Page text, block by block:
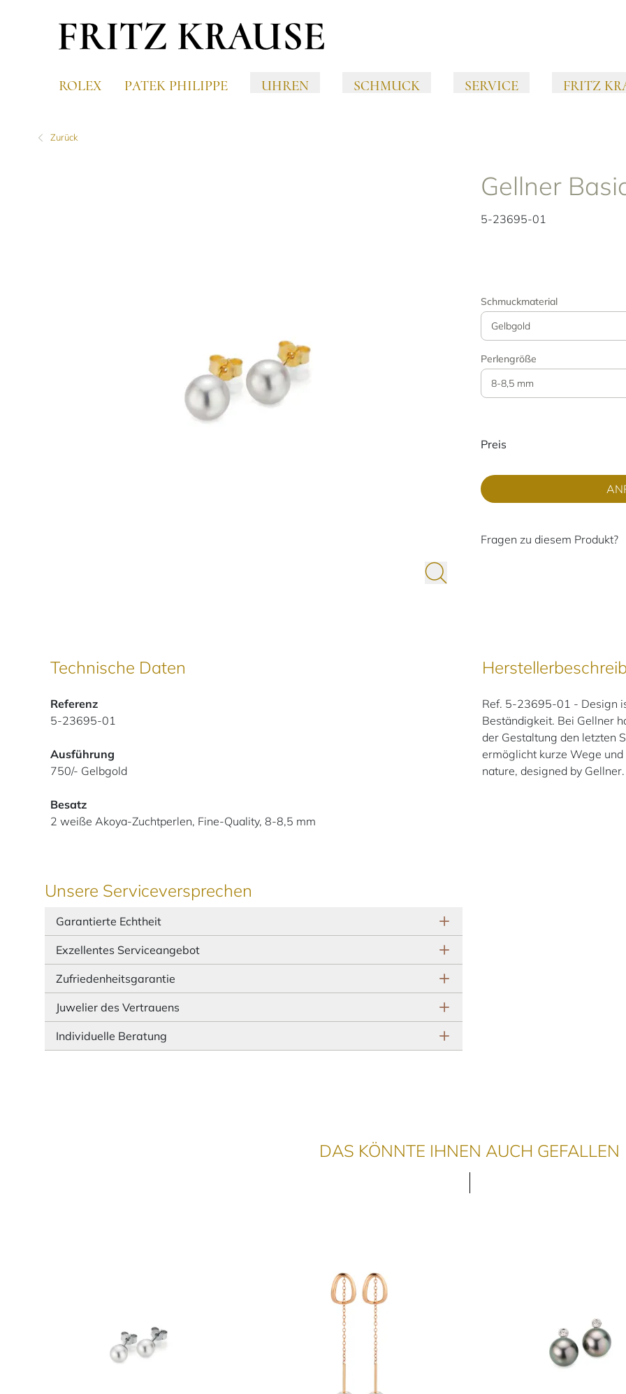
ROLEX PATEK PHILIPPE UHREN SCHMUCK SERVICE FRITZ
Zurück
Gellner
5-23695-01
Schmuckmaterial
Gelbgold
Perlengröße
8-8,5 mm
Preis
Fragen zu diesem Produkt?
Technische Daten
Referenz
5-23695-01
Ausführung
750/- Gelbgold
Besatz
2 weiße Akoya-Zuchtperlen, Fine-Quality, 8-8,5 mm
Ref. 5-23695-01 - Design
Beständigkeit. Bei Gellner
der Gestaltung den letzten
ermöglicht kurze Wege und
nature, designed by Gellner.
Unsere Serviceversprechen
Garantierte Echtheit
Exzellentes Serviceangebot
Zufriedenheitsgarantie
Juwelier des Vertrauens
Individuelle Beratung
DAS KÖNNTE IHNEN AUCH GEFALLEN